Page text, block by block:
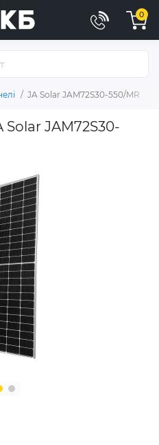
0
JA Solar JAM72S30-550/MR
JAM72S30-